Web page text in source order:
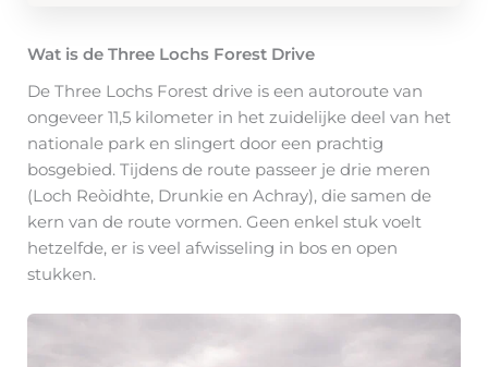
Wat is de Three Lochs Forest Drive
De Three Lochs Forest drive is een autoroute van
ongeveer 11,5 kilometer in het zuidelijke deel van het
nationale park en slingert door een prachtig
bosgebied. Tijdens de route passeer je drie meren
(Loch Reòidhte, Drunkie en Achray), die samen de
kern van de route vormen. Geen enkel stuk voelt
hetzelfde, er is veel afwisseling in bos en open
stukken.